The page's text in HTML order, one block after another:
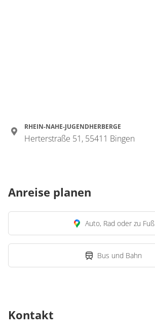
RHEIN-NAHE-JUGENDHERBERGE
Herterstraße 51, 55411 Bingen
Anreise planen
Auto, Rad oder zu Fuß
Bus und Bahn
Kontakt